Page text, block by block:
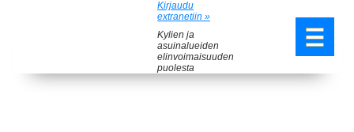
Kirjaudu
extranetiin »
Kylien ja
asuinalueiden
elinvoimaisuuden
puolesta